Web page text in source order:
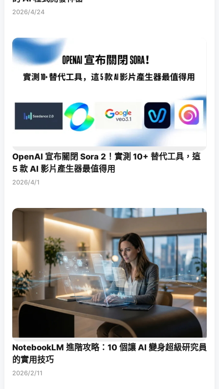
2026/4/24
OpenAI 宣布關閉 Sora 2！實測 10+ 替代工具，這
5 款 AI 影片產生器最值得用
2026/4/1
NotebookLM 進階攻略：10 個讓 AI 變身超級研究員
的實用技巧
2026/2/11